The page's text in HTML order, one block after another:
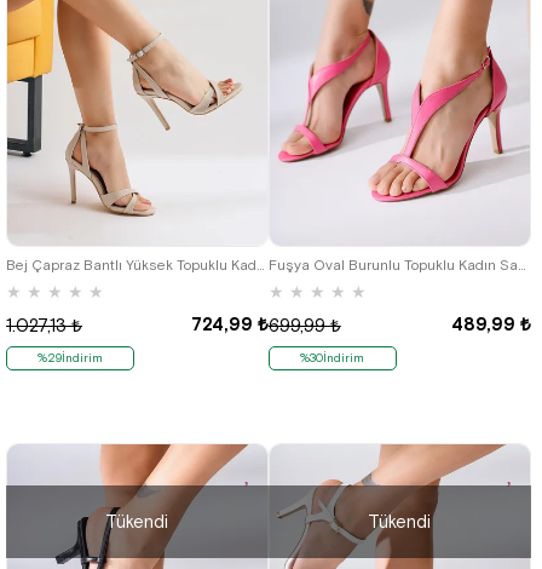
Bej Çapraz Bantlı Yüksek Topuklu Kadın Sandalet
★ ★ ★ ★ ★
724,99 ₺
1.027,13 ₺
%29İndirim
Fuşya Oval Burunlu Topuklu Kadın Sandalet Ayakkabı
★ ★ ★ ★ ★
489,99 ₺
699,99 ₺
%30İndirim
Tükendi Tükendi